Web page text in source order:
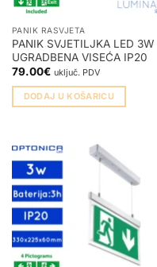
PANIK RASVJETA
PANIK SVJETILJKA LED 3W
UGRADBENA VISEĆA IP20
79.00€ uključ. PDV
DODAJ U KOŠARICU